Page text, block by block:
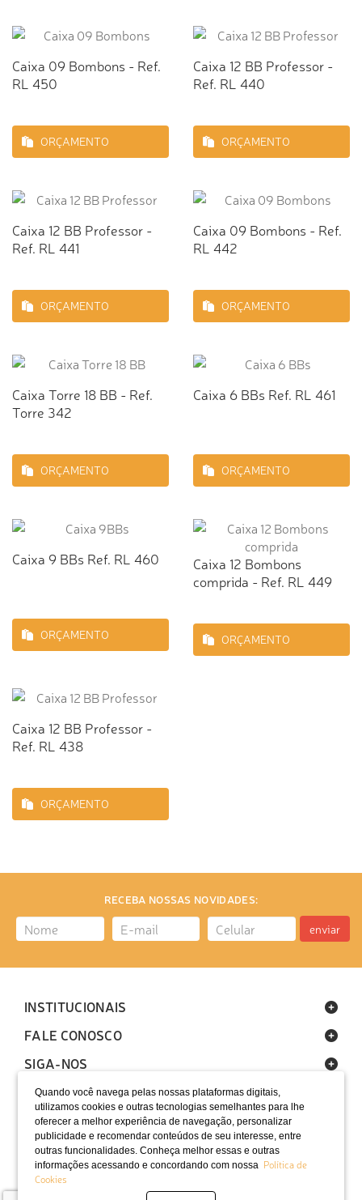
Quando você navega pelas nossas plataformas digitais,
utilizamos cookies e outras tecnologias semelhantes para lhe
oferecer a melhor experiência de navegação, personalizar
publicidade e recomendar conteúdos de seu interesse, entre
outras funcionalidades. Conheça melhor essas e outras
informações acessando e concordando com nossa Política de
Cookies
Caixa 09 Bombons - Ref.
RL 450
ORÇAMENTO
Caixa 12 BB Professor -
Ref. RL 440
ORÇAMENTO
Caixa 12 BB Professor -
Ref. RL 441
ORÇAMENTO
Caixa 09 Bombons - Ref.
RL 442
ORÇAMENTO
Caixa Torre 18 BB - Ref.
Torre 342
ORÇAMENTO
Caixa 6 BBs Ref. RL 461
ORÇAMENTO
Caixa 9 BBs Ref. RL 460
ORÇAMENTO
Caixa 12 Bombons
comprida - Ref. RL 449
ORÇAMENTO
Caixa 12 BB Professor -
Ref. RL 438
ORÇAMENTO
RECEBA NOSSAS NOVIDADES:
enviar
INSTITUCIONAIS
FALE CONOSCO
SIGA-NOS
LOCALIZAÇÃO